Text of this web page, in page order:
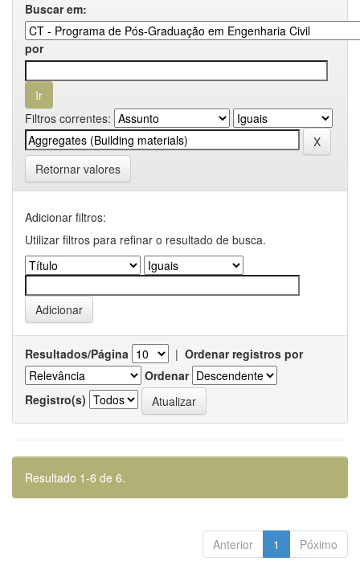
Buscar em:
por
Filtros correntes:
Retornar valores
Adicionar filtros:
Utilizar filtros para refinar o resultado de busca.
Resultados/Página | Ordenar registros por
Ordenar
Registro(s)
Resultado 1-6 de 6.
Anterior 1 Póximo